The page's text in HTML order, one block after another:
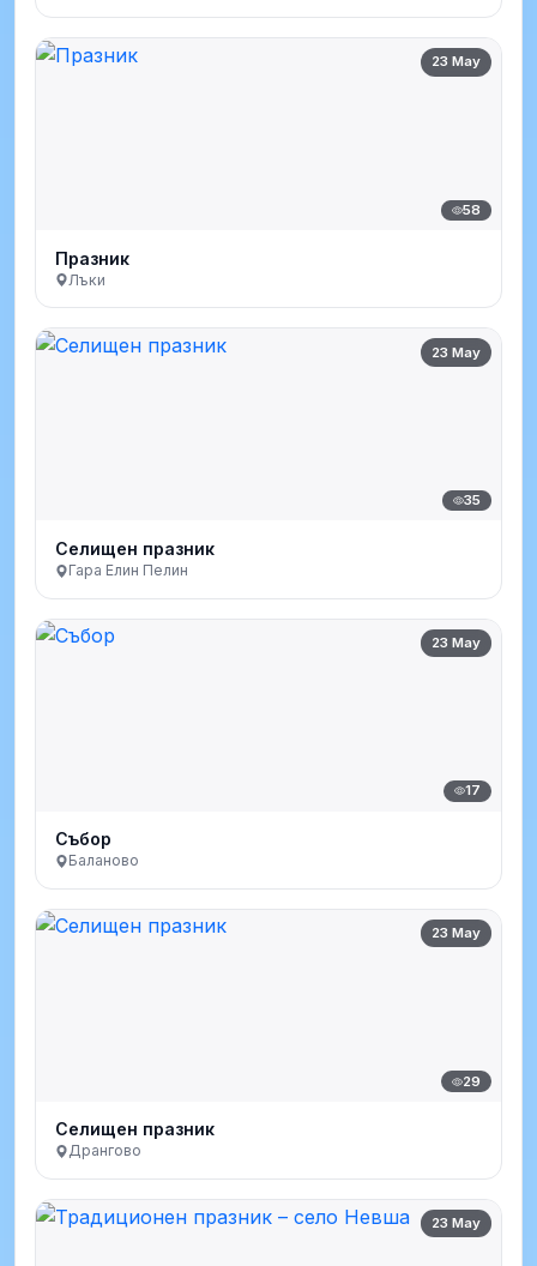
23 May
58
Празник
Лъки
23 May
35
Селищен празник
Гара Елин Пелин
23 May
17
Събор
Баланово
23 May
29
Селищен празник
Дрангово
23 May